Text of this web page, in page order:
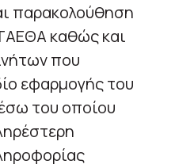
παρακολούθηση
καθώς και
που
εφαρμογής του
του οποίου